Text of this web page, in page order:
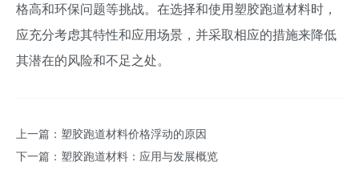
格高和环保问题等挑战。在选择和使用塑胶跑道材料时，
应充分考虑其特性和应用场景，并采取相应的措施来降低
其潜在的风险和不足之处。
上一篇： 塑胶跑道材料价格浮动的原因
下一篇： 塑胶跑道材料：应用与发展概览